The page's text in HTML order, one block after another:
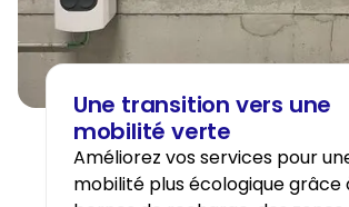
Une transition vers une
mobilité verte
Améliorez vos services pour
mobilité plus écologique grâce